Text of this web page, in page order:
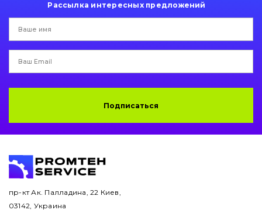
Трансмиссия
Рама и кузов
Буровой инструмент
Электрооборудование
Рассылка интересных предложений
Подписаться
пр-кт Ак. Палладина, 22 Киев,
03142, Украина